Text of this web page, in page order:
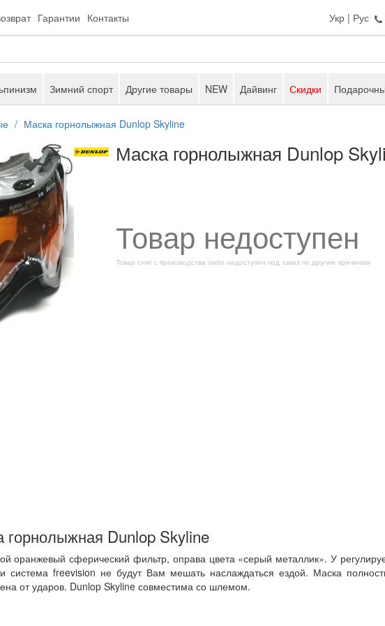
Гарантии Контакты Укр | Рус
Зимний спорт Другие товары NEW Дайвинг Скидки
Маска горнолыжная Dunlop Skyline
Маска горнолыжная Dunlop
Товар недоступен
Товар снят с производства либо недоступен под заказ по другим причинам
горнолыжная Dunlop Skyline
оранжевый сферический фильтр, оправа цвета «серый металлик». У
и система freevision не будут Вам мешать наслаждаться ездой. Маска
от ударов. Dunlop Skyline совместима со шлемом.